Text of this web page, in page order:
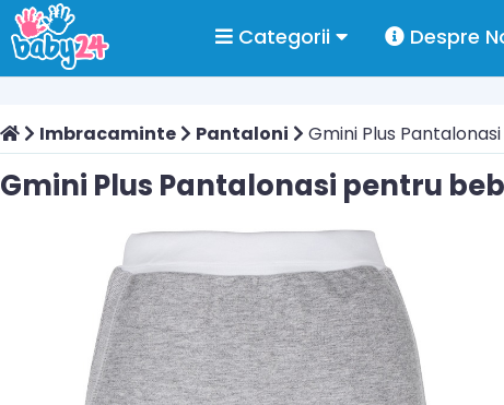
Categorii Despre
Imbracaminte Pantaloni Gmini Plus
Gmini Plus Pantalonasi pentru